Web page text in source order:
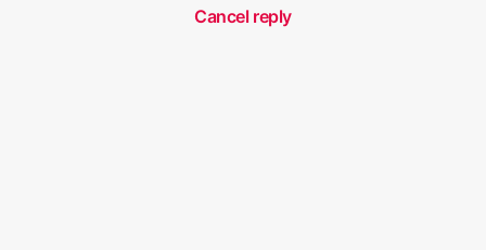
Cancel reply